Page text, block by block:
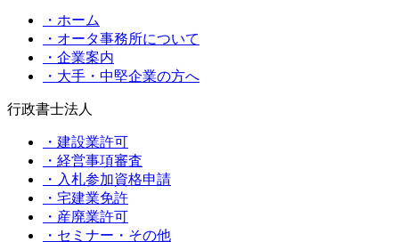
・ホーム
・オータ事務所について
・企業案内
・大手・中堅企業の方へ
行政書士法人
・建設業許可
・経営事項審査
・入札参加資格申請
・宅建業免許
・産廃業許可
・セミナー・その他